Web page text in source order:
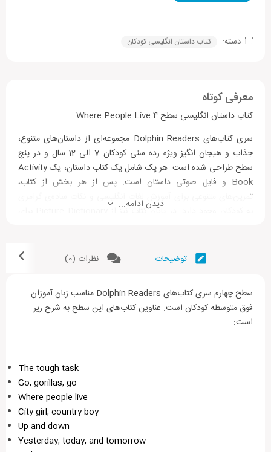
دسته: کتاب داستان انگلیسی کودکان
معرفی کوتاه
کتاب داستان انگلیسی سطح 4 Where People Live
سری کتاب‌های Dolphin Readers مجموعه‌ای از داستان‌های متنوع،
جذاب و هیجان انگیز ویژه رده سنی کودکان 7 الی 12 سال و در پنج
سطح طراحی شده است. هر پک شامل یک کتاب داستان، یک Activity
Book و فایل صوتی داستان است. پس از هر بخش از کتاب،
تمرین‌های متنوعی برای آموزش لغات انگلیسی و نکات ساده‌ی گرامری
تمرین‌های اضافه در Activity Book به درک بهتر از داستان و تمرین
لغات و گرامر مربوط به آن کمک می‌کنند. علاوه بر این، فعالیت‌های
مهارت‌های زبانی می‌انجامد.
دیدن ادامه...
توضیحات نظرات (0)
سطح چهارم سری کتاب‌های Dolphin Readers مناسب زبان آموزان
فوق متوسطه کودکان است. عناوین کتاب‌های این سطح به شرح زیر
است:
The tough task
Go, gorillas, go
Where people live
City girl, country boy
Up and down
Yesterday, today, and tomorrow